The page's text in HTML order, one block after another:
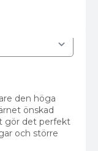
den höga
önskad
gör det perfekt
och större